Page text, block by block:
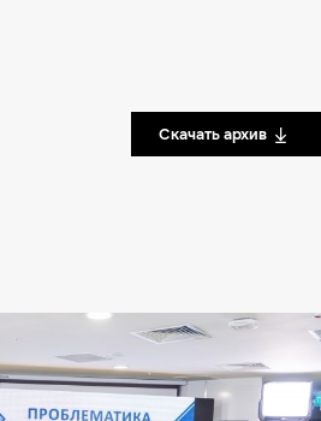
Скачать архив